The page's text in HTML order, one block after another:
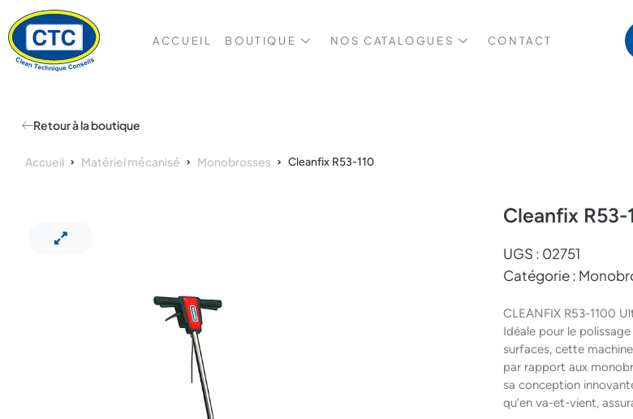
ACCUEIL BOUTIQUE NOS CATALOGUES CONTACT
Retour à la boutique
Accueil Matériel mécanisé Monobrosses Cleanfix R53-110
Cleanfix R53-
UGS : 02751
Catégorie :
CLEANFIX R53-1100
Idéale pour le
surfaces, cette
par rapport aux
sa conception
qu’en va-et-vient,